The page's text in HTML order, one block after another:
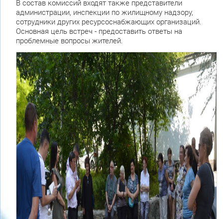
В состав комиссий входят также представители
администрации, инспекции по жилищному надзору,
сотрудники других ресурсоснабжающих организаций.
Основная цель встреч - предоставить ответы на
проблемные вопросы жителей.